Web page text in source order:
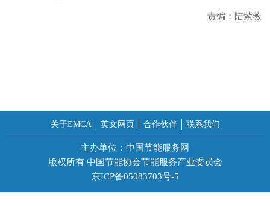
责编：陆紫薇
关于EMCA 英文网页 合作伙伴 联系我们
主办单位：中国节能服务网
版权所有 中国节能协会节能服务产业委员会
京ICP备05083703号-5